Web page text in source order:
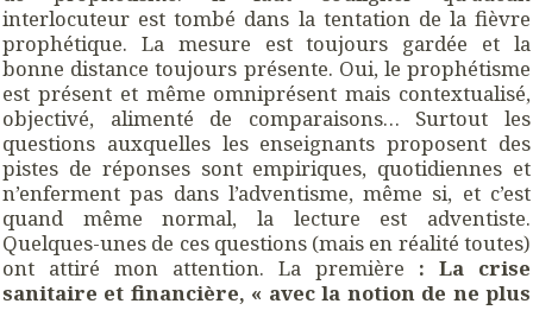
interlocuteur est tombé dans la tentation de la fièvre
prophétique. La mesure est toujours gardée et la
bonne distance toujours présente. Oui, le prophétisme
est présent et même omniprésent mais contextualisé,
objectivé, alimenté de comparaisons… Surtout les
questions auxquelles les enseignants proposent des
pistes de réponses sont empiriques, quotidiennes et
n’enferment pas dans l’adventisme, même si, et c’est
quand même normal, la lecture est adventiste.
Quelques-unes de ces questions (mais en réalité toutes)
ont attiré mon attention. La première : La crise
sanitaire et financière, « avec la notion de ne plus